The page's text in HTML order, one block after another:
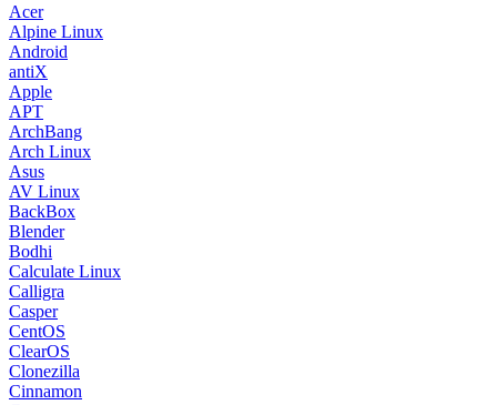
Acer
Alpine Linux
Android
antiX
Apple
APT
ArchBang
Arch Linux
Asus
AV Linux
BackBox
Blender
Bodhi
Calculate Linux
Calligra
Casper
CentOS
ClearOS
Clonezilla
Cinnamon